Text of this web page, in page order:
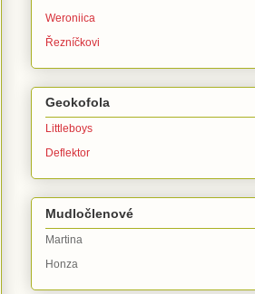
Weroniica
Řezníčkovi
Geokofola
Littleboys
Deflektor
Mudločlenové
Martina
Honza